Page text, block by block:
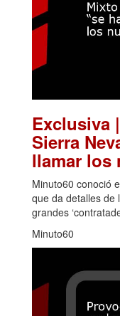
Exclusiva
Sierra
llamar los
Minuto60 conoció
que da detalles de
grandes
Minuto60